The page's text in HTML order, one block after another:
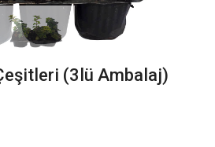
(3lü Ambalaj)